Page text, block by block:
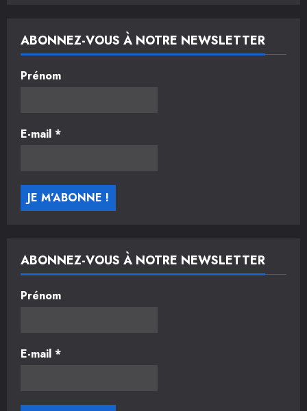
ABONNEZ-VOUS À NOTRE NEWSLETTER
Prénom
E-mail *
ABONNEZ-VOUS À NOTRE NEWSLETTER
Prénom
E-mail *